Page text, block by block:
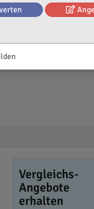
Vergleichs-
Angebote
erhalten